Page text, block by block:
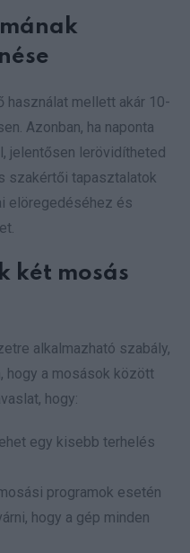
használat mellett akár 10-
Azonban, ha naponta
jelentősen lerövidítheted
szakértői tapasztalatok
elöregedéséhez és
két mosás
alkalmazható szabály,
hogy a mosások között
hogy:
egy kisebb terhelés
programok esetén
hogy a gép minden